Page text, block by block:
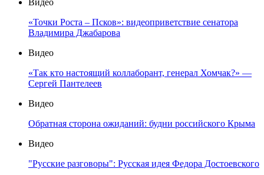
Видео
«Точки Роста – Псков»: видеоприветствие сенатора
Владимира Джабарова
Видео
«Так кто настоящий коллаборант, генерал Хомчак?» —
Сергей Пантелеев
Видео
Обратная сторона ожиданий: будни российского Крыма
Видео
"Русские разговоры": Русская идея Федора Достоевского